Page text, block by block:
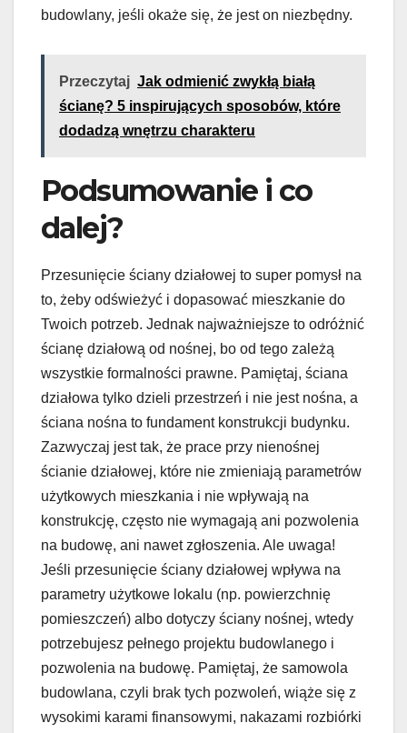
budowlany, jeśli okaże się, że jest on niezbędny.
Przeczytaj Jak odmienić zwykłą białą
ścianę? 5 inspirujących sposobów, które
dodadzą wnętrzu charakteru
Podsumowanie i co
dalej?
Przesunięcie ściany działowej to super pomysł na
to, żeby odświeżyć i dopasować mieszkanie do
Twoich potrzeb. Jednak najważniejsze to odróżnić
ścianę działową od nośnej, bo od tego zależą
wszystkie formalności prawne. Pamiętaj, ściana
działowa tylko dzieli przestrzeń i nie jest nośna, a
ściana nośna to fundament konstrukcji budynku.
Zazwyczaj jest tak, że prace przy nienośnej
ścianie działowej, które nie zmieniają parametrów
użytkowych mieszkania i nie wpływają na
konstrukcję, często nie wymagają ani pozwolenia
na budowę, ani nawet zgłoszenia. Ale uwaga!
Jeśli przesunięcie ściany działowej wpływa na
parametry użytkowe lokalu (np. powierzchnię
pomieszczeń) albo dotyczy ściany nośnej, wtedy
potrzebujesz pełnego projektu budowlanego i
pozwolenia na budowę. Pamiętaj, że samowola
budowlana, czyli brak tych pozwoleń, wiąże się z
wysokimi karami finansowymi, nakazami rozbiórki